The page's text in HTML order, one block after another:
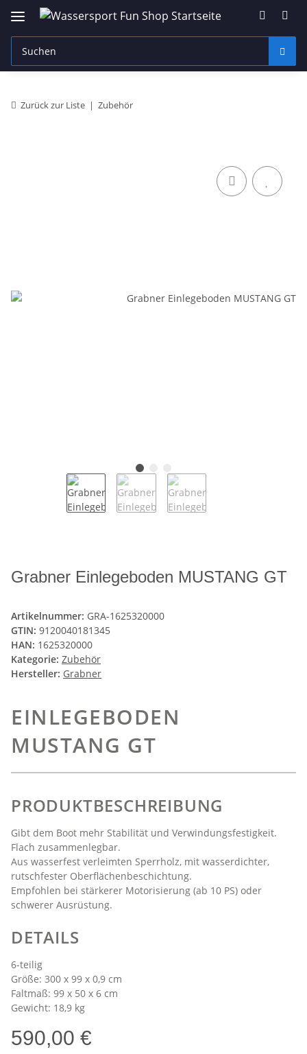
Zurück zur Liste Zubehör
Grabner Einlegeboden MUSTANG GT
Artikelnummer: GRA-1625320000
GTIN: 9120040181345
HAN: 1625320000
Kategorie: Zubehör
Hersteller: Grabner
EINLEGEBODEN
MUSTANG GT
PRODUKTBESCHREIBUNG
Gibt dem Boot mehr Stabilität und Verwindungsfestigkeit.
Flach zusammenlegbar.
Aus wasserfest verleimten Sperrholz, mit wasserdichter,
rutschfester Oberflächenbeschichtung.
Empfohlen bei stärkerer Motorisierung (ab 10 PS) oder
schwerer Ausrüstung.
DETAILS
6-teilig
Größe: 300 x 99 x 0,9 cm
Faltmaß: 99 x 50 x 6 cm
Gewicht: 18,9 kg
590,00 €